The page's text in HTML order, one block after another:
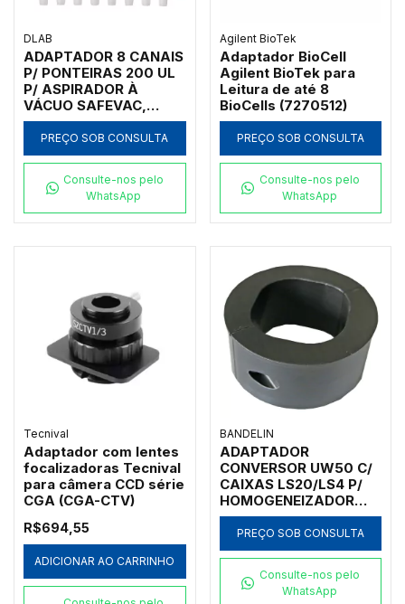
DLAB
ADAPTADOR 8 CANAIS
P/ PONTEIRAS 200 UL
P/ ASPIRADOR À
VÁCUO SAFEVAC,
ECOVAC E SMARTVAC
PREÇO SOB CONSULTA
Consulte-nos pelo
WhatsApp
Agilent BioTek
Adaptador BioCell
Agilent BioTek para
Leitura de até 8
BioCells (7270512)
PREÇO SOB CONSULTA
Consulte-nos pelo
WhatsApp
Tecnival
Adaptador com lentes
focalizadoras Tecnival
para câmera CCD série
CGA (CGA-CTV)
R$694,55
ADICIONAR AO CARRINHO
BANDELIN
ADAPTADOR
CONVERSOR UW50 C/
CAIXAS LS20/LS4 P/
HOMOGENEIZADOR
ULTRASSÔNICO
HD4050 BANDELIN -
AH-50
PREÇO SOB CONSULTA
Consulte-nos pelo
WhatsApp